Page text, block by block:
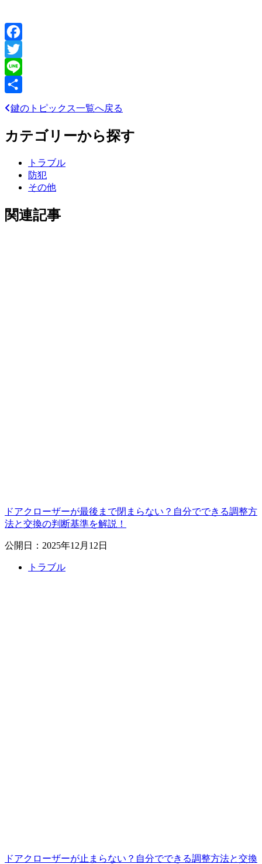
Facebook
Twitter
Line
共
鍵のトピックス一覧へ戻る
カテゴリーから探す
トラブル
防犯
その他
関連記事
ドアクローザーが最後まで閉まらない？自分でできる調整方
法と交換の判断基準を解説！
公開日：2025年12月12日
トラブル
ドアクローザーが止まらない？自分でできる調整方法と交換